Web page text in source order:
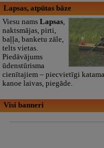
Lapsas, atpūtas bāze
Viesu nams Lapsas,
naktsmājas, pirti,
baļļa, banketu zāle,
telts vietas.
Piedāvājums
ūdenstūrisma
cienītajiem – piecvietīgi
kanoe laivas, piegāde.
Visi banneri